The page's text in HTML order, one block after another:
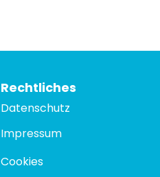
Rechtliches
Datenschutz
Impressum
Cookies